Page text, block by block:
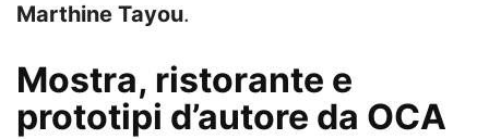
Marthine Tayou.
Mostra, ristorante e
prototipi d’autore da OCA